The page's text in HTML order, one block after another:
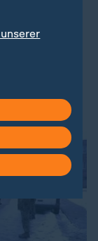
zu
ich Sie mit
haben